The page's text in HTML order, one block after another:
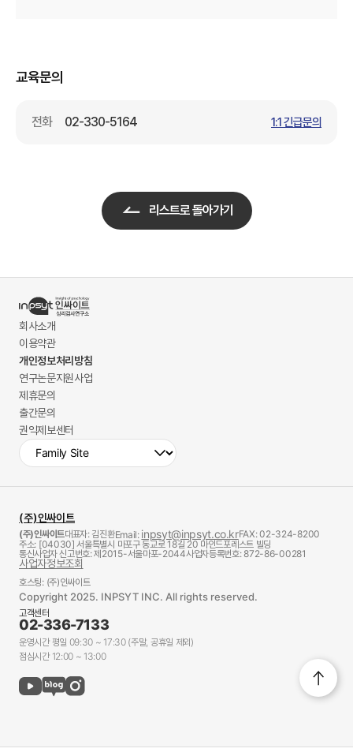
교육문의
전화 02-330-5164 1:1 긴급문의
리스트로 돌아가기
회사소개
이용약관
개인정보처리방침
연구논문지원사업
제휴문의
출간문의
권익제보센터
(주)인싸이트
(주)인싸이트대표자: 김진환Email: inpsyt@inpsyt.co.krFAX: 02-324-8200
주소: [04030] 서울특별시 마포구 동교로 18길 20 마인드포레스트 빌딩
통신사업자 신고번호: 제2015-서울마포-2044사업자등록번호: 872-86-00281
사업자정보조회
호스팅: (주)인싸이트
Copyright 2025. INPSYT INC. All rights reserved.
고객센터
02-336-7133
운영시간 평일 09:30 ~ 17:30 (주말, 공휴일 제외)
점심시간 12:00 ~ 13:00